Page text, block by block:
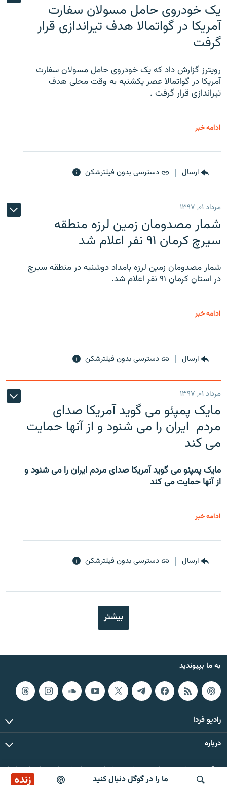
ما را در گوگل دنبال کنید زنده
یک خودروی حامل مسولان سفارت
آمریکا در گواتمالا هدف تیراندازی قرار
گرفت
رویترز گزارش داد که یک خودروی حامل مسولان سفارت
آمریکا در گواتمالا عصر یکشنبه به وقت محلی هدف
تیراندازی قرار گرفت .
ادامه خبر
ارسال دسترسی بدون فیلترشکن
مرداد ۰۱, ۱۳۹۷
شمار مصدومان زمین لرزه منطقه
سیرچ کرمان ۹۱ نفر اعلام شد
شمار مصدومان زمین لرزه بامداد دوشنبه در منطقه سیرچ
در استان کرمان ۹۱ نفر اعلام شد.
ادامه خبر
ارسال دسترسی بدون فیلترشکن
مرداد ۰۱, ۱۳۹۷
مایک پمپئو می گوید آمریکا صدای
مردم ایران را می شنود و از آنها حمایت
می کند
مایک پمپئو می گوید آمریکا صدای مردم ایران را می شنود و
از آنها حمایت می کند
ادامه خبر
ارسال دسترسی بدون فیلترشکن
بیشتر
به ما بپیوندید
رادیو فردا
درباره
© ۲۰۲۶ تمام حقوق این وب‌سایت، بر اساس مقررات کپی‌رایت، برای رادیو فردا
محفوظ است.